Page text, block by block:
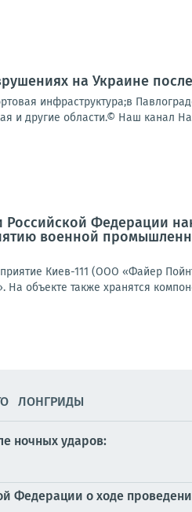
на Украине
инфраструктура;в
и другие области.© Наш канал
Федерации
военной
Киев-111 (ООО «Файер
На объекте также хранятся
ЛОНГРИДЫ
ночных ударов:
о ходе